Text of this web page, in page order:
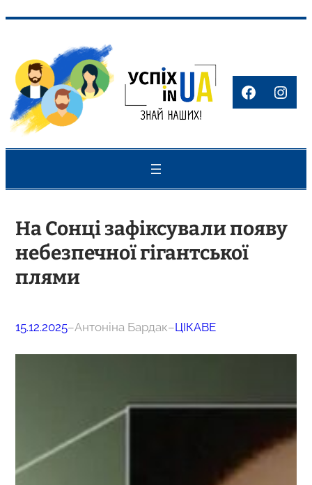
вмісту
На Сонці зафіксували появу
небезпечної гігантської
плями
15.12.2025–Антоніна Бардак–ЦІКАВЕ